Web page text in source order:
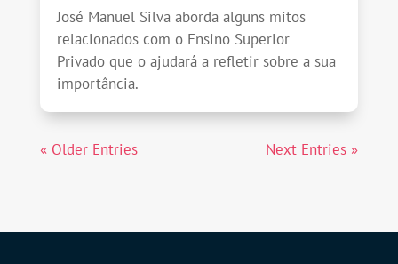
José Manuel Silva aborda alguns mitos
relacionados com o Ensino Superior
Privado que o ajudará a refletir sobre a sua
importância.
« Older Entries Next Entries »